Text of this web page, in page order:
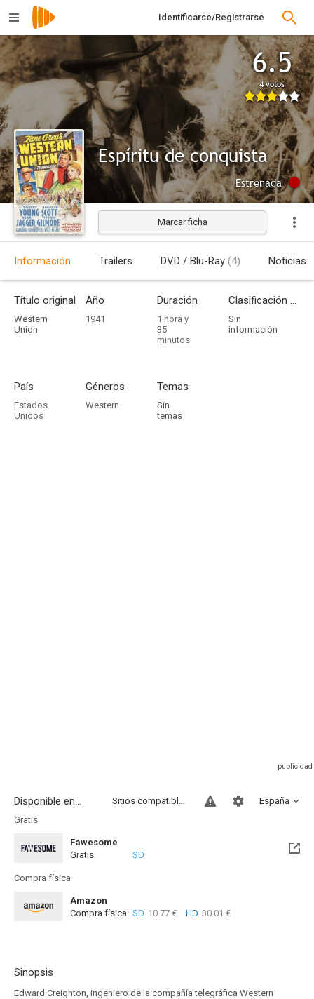
Identificarse/Registrarse
6.5
4 votos
Espíritu de conquista
Estrenada
Marcar ficha
Información Trailers DVD / Blu-Ray (4) Noticias
Título original
Western
Union
Año
1941
Duración
1 hora y
35
minutos
Clasificación por edades
Sin
información
País
Estados
Unidos
Géneros
Western
Temas
Sin
temas
Disponible en... España
Sitios compatibles
Gratis
Fawesome
Gratis:
SD
Compra física
Amazon
Compra física: SD 10.77 € HD 30.01 €
Sinopsis
Edward Creighton, ingeniero de la compañía telegráfica Western